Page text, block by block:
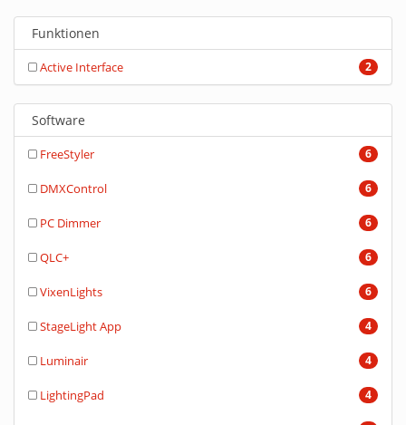
Funktionen
2
Active Interface
Software
6
FreeStyler
6
DMXControl
6
PC Dimmer
6
QLC+
6
VixenLights
4
StageLight App
4
Luminair
4
LightingPad